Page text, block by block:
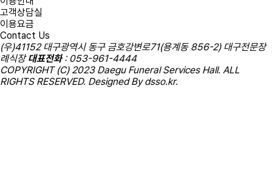
고객상담실
이용요금
Contact Us
(우)41152 대구광역시 동구 금호강변로71(용계동 856-2) 대구전문장
례식장 대표전화: 053-961-4444
COPYRIGHT (C) 2023 Daegu Funeral Services Hall. ALL
RIGHTS RESERVED. Designed Bydsso.kr.